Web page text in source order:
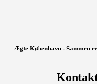
Ægte København - Sammen